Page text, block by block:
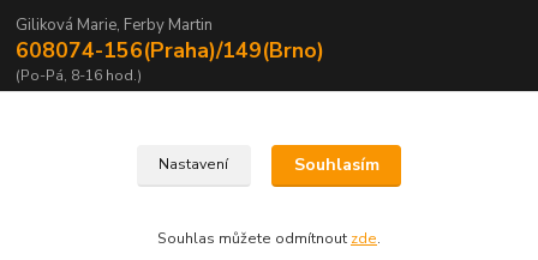
Giliková Marie, Ferby Martin
608074-156(Praha)/149(Brno)
(Po-Pá, 8-16 hod.)
Nastavení Souhlasím
Souhlas můžete odmítnout zde.